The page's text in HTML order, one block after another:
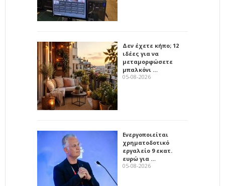
Δεν έχετε κήπο; 12
ιδέες για να
μεταμορφώσετε
μπαλκόνι …
05-08-2026
Ενεργοποιείται
χρηματοδοτικό
εργαλείο 9 εκατ.
ευρώ για …
05-08-2026